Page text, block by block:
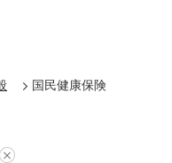
国民健康保険